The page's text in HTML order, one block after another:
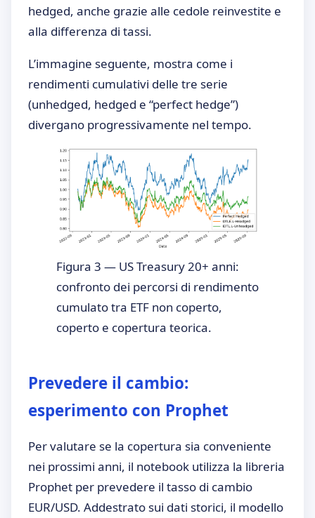
hedged, anche grazie alle cedole reinvestite e
alla differenza di tassi.
L’immagine seguente, mostra come i
rendimenti cumulativi delle tre serie
(unhedged, hedged e “perfect hedge”)
divergano progressivamente nel tempo.
Figura 3 — US Treasury 20+ anni:
confronto dei percorsi di rendimento
cumulato tra ETF non coperto,
coperto e copertura teorica.
Prevedere il cambio:
esperimento con Prophet
Per valutare se la copertura sia conveniente
nei prossimi anni, il notebook utilizza la libreria
Prophet per prevedere il tasso di cambio
EUR/USD. Addestrato sui dati storici, il modello